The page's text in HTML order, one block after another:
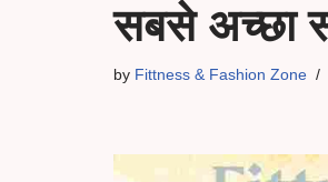
सबसे अच्छा
by Fittness & Fashion Zone